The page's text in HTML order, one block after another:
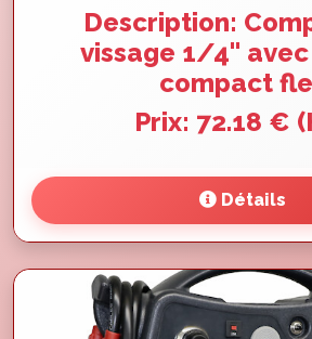
Description:
vissage 1/4''
compact
Prix: 72.18 €
Détails